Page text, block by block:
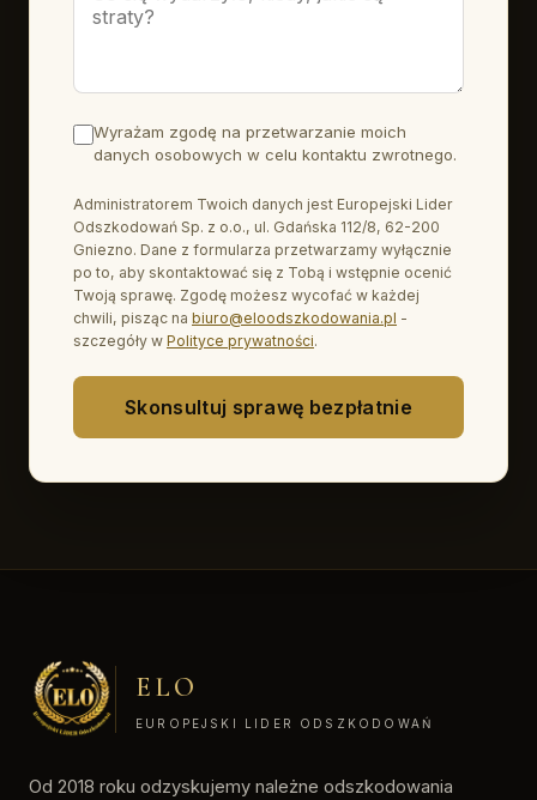
Wyrażam zgodę na przetwarzanie moich
danych osobowych w celu kontaktu zwrotnego.
Administratorem Twoich danych jest Europejski Lider
Odszkodowań Sp. z o.o., ul. Gdańska 112/8, 62-200
Gniezno. Dane z formularza przetwarzamy wyłącznie
po to, aby skontaktować się z Tobą i wstępnie ocenić
Twoją sprawę. Zgodę możesz wycofać w każdej
chwili, pisząc na biuro@eloodszkodowania.pl -
szczegóły w Polityce prywatności.
Skonsultuj sprawę bezpłatnie
ELO
EUROPEJSKI LIDER ODSZKODOWAŃ
Od 2018 roku odzyskujemy należne odszkodowania